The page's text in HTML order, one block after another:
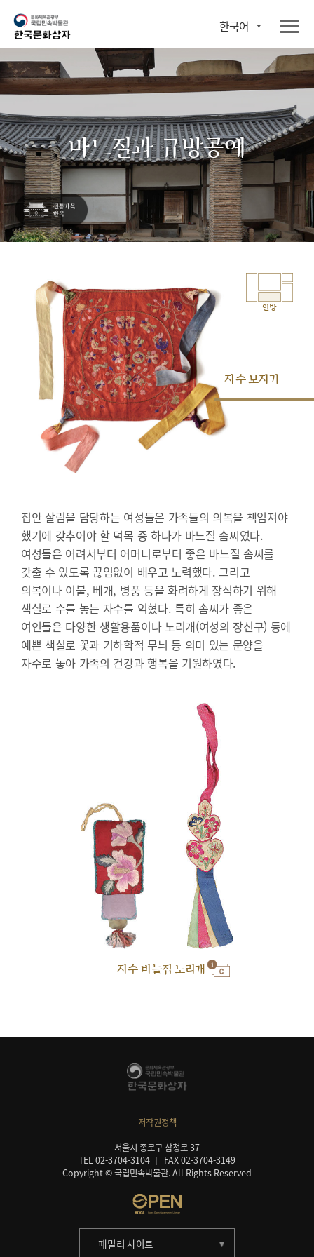
한국어
바느질과 규방공예
안방
자수 보자기
집안 살림을 담당하는 여성들은 가족들의 의복을 책임져야
했기에 갖추어야 할 덕목 중 하나가 바느질 솜씨였다.
여성들은 어려서부터 어머니로부터 좋은 바느질 솜씨를
갖출 수 있도록 끊임없이 배우고 노력했다. 그리고
의복이나 이불, 베개, 병풍 등을 화려하게 장식하기 위해
색실로 수를 놓는 자수를 익혔다. 특히 솜씨가 좋은
여인들은 다양한 생활용품이나 노리개(여성의 장신구) 등에
예쁜 색실로 꽃과 기하학적 무늬 등 의미 있는 문양을
자수로 놓아 가족의 건강과 행복을 기원하였다.
자수 바늘집 노리개
저작권정책
서울시 종로구 삼청로 37
TEL 02-3704-3104
FAX 02-3704-3149
Copyright © 국립민속박물관. All Rights Reserved
패밀리 사이트